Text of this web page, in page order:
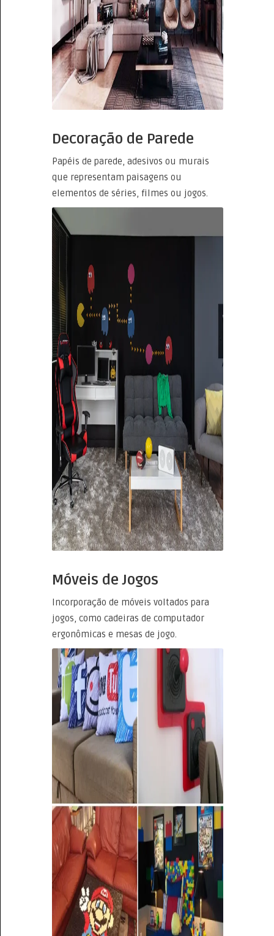
Decoração de Parede
Papéis de parede, adesivos ou murais
que representam paisagens ou
elementos de séries, filmes ou jogos.
Móveis de Jogos
Incorporação de móveis voltados para
jogos, como cadeiras de computador
ergonômicas e mesas de jogo.